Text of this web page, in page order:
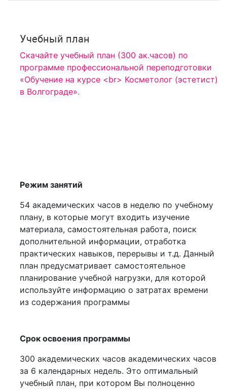
Учебный план
Скачайте учебный план (300 ак.часов) по
программе профессиональной переподготовки
«Обучение на курсе <br> Косметолог (эстетист)
в Волгограде».
Режим занятий
54 академических часов в неделю по учебному
плану, в которые могут входить изучение
материала, самостоятельная работа, поиск
дополнительной информации, отработка
практических навыков, перерывы и т.д. Данный
план предусматривает самостоятельное
планирование учебной нагрузки, для которой
используйте информацию о затратах времени
из содержания программы
Срок освоения программы
300 академических часов академических часов
за 6 календарных недель. Это оптимальный
учебный план, при котором Вы полноценно